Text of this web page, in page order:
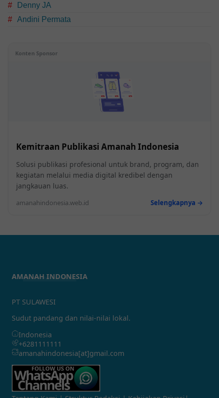
Denny JA
Andini Permata
Konten Sponsor
Kemitraan Publikasi Amanah Indonesia
Solusi publikasi profesional untuk brand, program, dan
kegiatan melalui media digital kredibel dengan
jangkauan luas.
amanahindonesia.web.id Selengkapnya →
AMANAH INDONESIA
PT SULAWESI
Sudut pandang dan nilai-nilai lokal.
Indonesia
+6281111111
amanahindonesia[at]gmail.com